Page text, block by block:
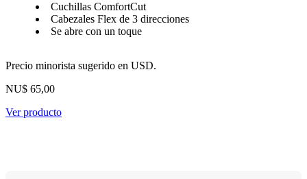
Cuchillas ComfortCut
Cabezales Flex de 3 direcciones
Se abre con un toque
Precio minorista sugerido en USD.
NU$ 65,00
Ver producto